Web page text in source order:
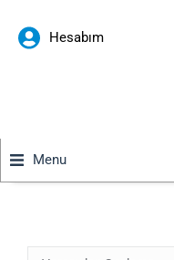
Hesabım
Menu